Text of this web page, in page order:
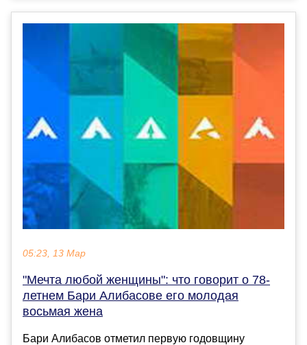
05:23, 13 Мар
"Мечта любой женщины": что говорит о 78-
летнем Бари Алибасове его молодая
восьмая жена
Бари Алибасов отметил первую годовщину